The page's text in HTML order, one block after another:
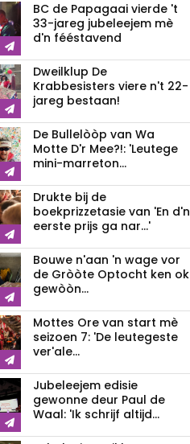
BC de Papagaai vierde 't
33-jareg jubeleejem mè
d'n fééstavend
Dweilklup De
Krabbesisters viere n't 22-
jareg bestaan!
De Bullelòòp van Wa
Motte D'r Mee?!: 'Leutege
mini-marreton...
Drukte bij de
boekprizzetasie van 'En d'n
eerste prijs ga nar...'
Bouwe n'aan 'n wage vor
de Gròòte Optocht ken ok
gewòòn...
Mottes Ore van start mè
seizoen 7: 'De leutegeste
ver'ale...
Jubeleejem edisie
gewonne deur Paul de
Waal: 'Ik schrijf altijd...